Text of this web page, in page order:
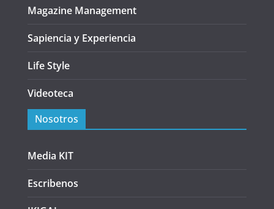
Magazine Management
Sapiencia y Experiencia
Life Style
Videoteca
Nosotros
Media KIT
Escribenos